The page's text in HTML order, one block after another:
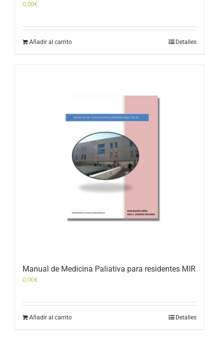
0,00€
Añadir al carrito Detalles
Manual de Medicina Paliativa para residentes MIR
0,00€
Añadir al carrito Detalles